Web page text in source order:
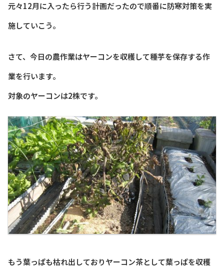
元々12月に入ったら行う計画だったので順番に防寒対策を実
施していこう。
さて、今日の農作業はヤーコンを収穫して種芋を保存する作
業を行います。
対象のヤーコンは2株です。
もう葉っぱも枯れ出しておりヤーコン茶として葉っぱを収穫